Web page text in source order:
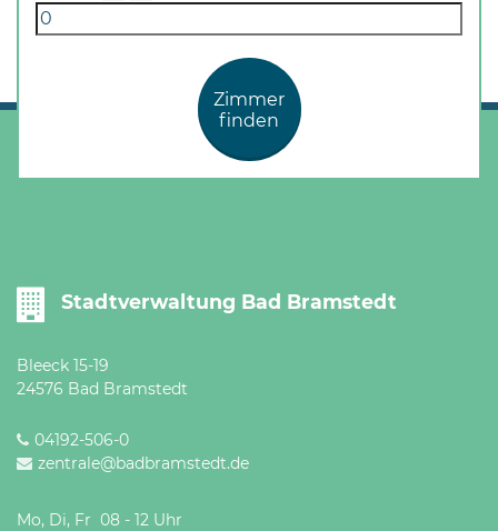
Zimmer
finden
Stadtverwaltung Bad Bramstedt
Bleeck 15-19
24576 Bad Bramstedt
04192-506-0
zentrale@badbramstedt.de
Mo, Di, Fr 08 - 12 Uhr